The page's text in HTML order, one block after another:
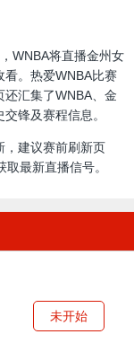
WNBA将直播金州女
。热爱WNBA比赛
汇集了WNBA、金
锋及赛程信息。
，建议赛前刷新页
最新直播信号。
未开始